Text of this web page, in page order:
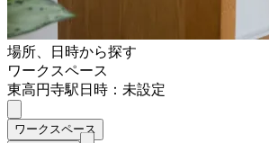
場所、日時から探す
ワークスペース
東高円寺駅日時：未設定
ワークスペース